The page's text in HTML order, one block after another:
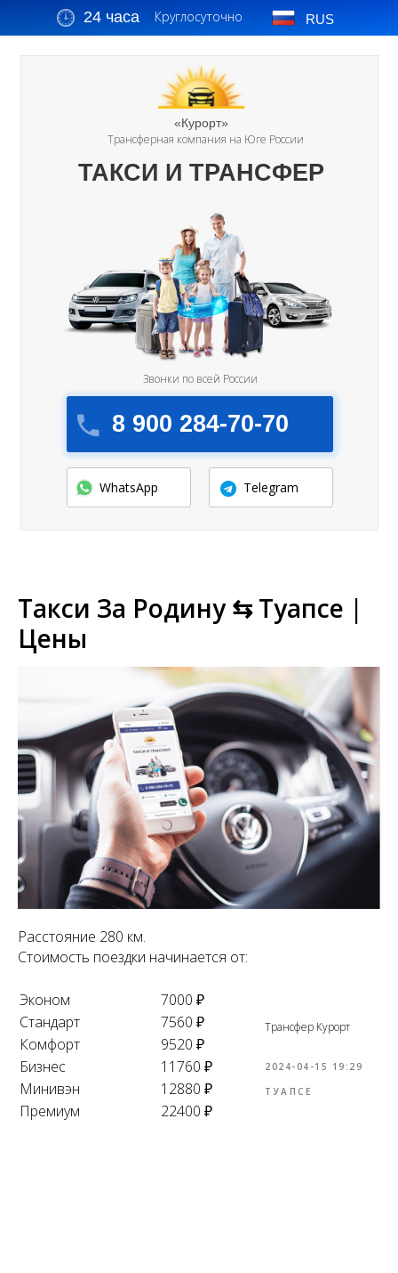
24 часа Круглосуточно RUS
«Курорт»
Трансферная компания на Юге России
8 900 284-70-70
Звонки по всей России
ТАКСИ И ТРАНСФЕР
WhatsApp Telegram
Такси За Родину ⇆ Туапсе |
Цены
Расстояние 280 км.
Стоимость поездки начинается от:
Эконом
7000 ₽
Стандарт
7560 ₽
Комфорт
9520 ₽
Бизнес
11760 ₽
Минивэн
12880 ₽
Премиум
22400 ₽
Трансфер Курорт
2024-04-15 19:29
ТУАПСЕ